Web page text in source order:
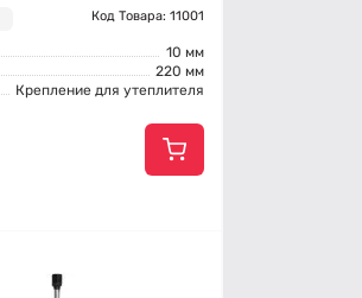
Код Товара: 11001
10 мм
220 мм
Крепление для утеплителя